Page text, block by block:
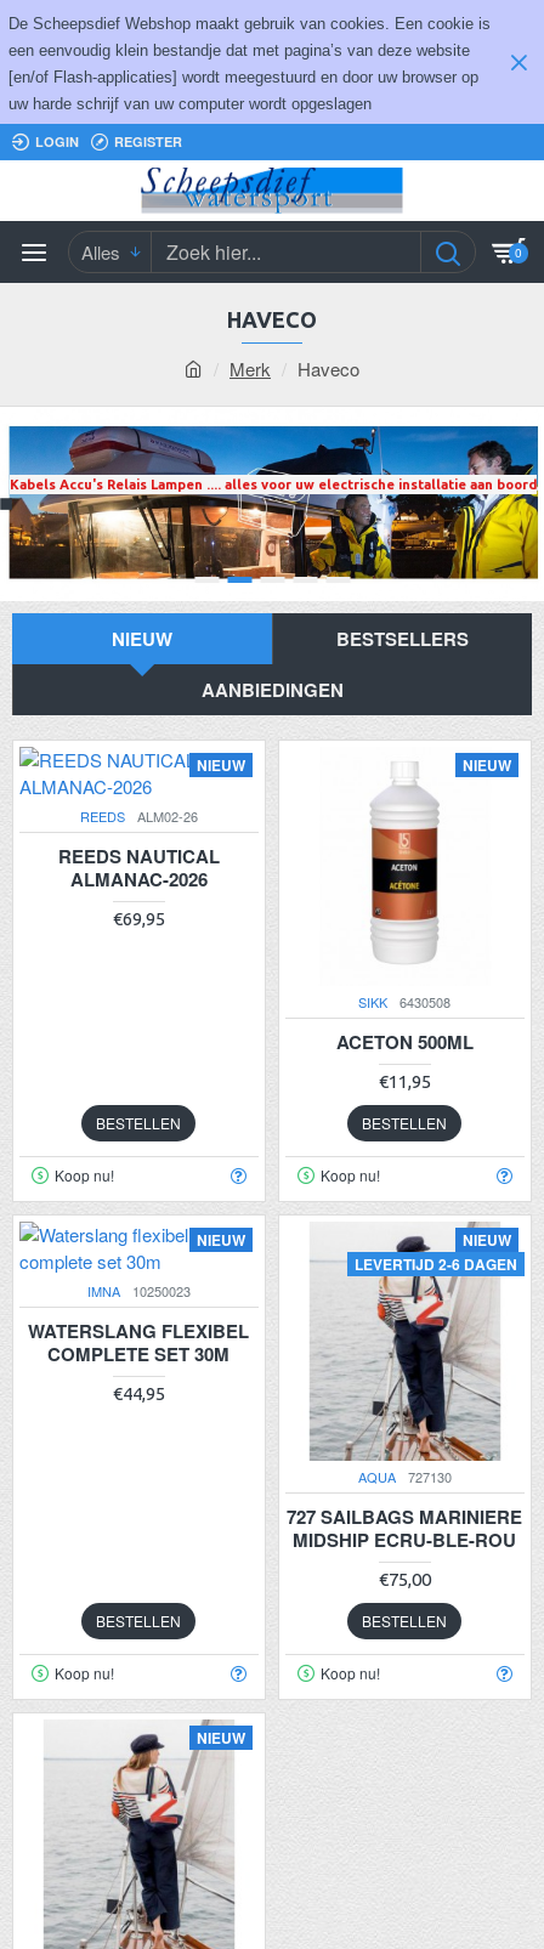
De Scheepsdief Webshop maakt gebruik van cookies. Een cookie is
een eenvoudig klein bestandje dat met pagina’s van deze website
[en/of Flash-applicaties] wordt meegestuurd en door uw browser op
uw harde schrijf van uw computer wordt opgeslagen
LOGIN REGISTER
Alles 0
Merk Haveco
HAVECO
Kabels Accu's Relais Lampen .... alles voor uw electrische installatie aan boord
NIEUW
BESTSELLERS
AANBIEDINGEN
NIEUW
REEDS ALM02-26
REEDS NAUTICAL
ALMANAC-2026
€69,95
BESTELLEN
Koop nu!
NIEUW
SIKK 6430508
ACETON 500ML
€11,95
BESTELLEN
Koop nu!
NIEUW
IMNA 10250023
WATERSLANG FLEXIBEL
COMPLETE SET 30M
€44,95
BESTELLEN
Koop nu!
NIEUW
LEVERTIJD 2-6 DAGEN
AQUA 727130
727 SAILBAGS MARINIERE
MIDSHIP ECRU-BLE-ROU
€75,00
BESTELLEN
Koop nu!
NIEUW